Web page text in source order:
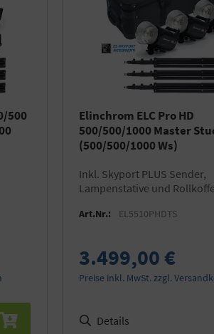
500
Elinchrom ELC Pro HD
500/500/1000 Master
(500/500/1000 Ws)
inkl. Skyport PLUS Sender,
Lampenstative und
Art.Nr.: EL5510PHDTS
3.499,00 €
Preise inkl. MwSt. zzgl.
Details